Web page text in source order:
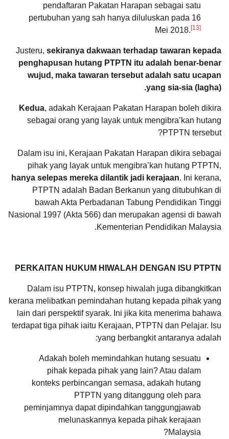
pendaftaran Pakatan Harapan sebagai satu
pertubuhan yang sah hanya diluluskan pada 16
Mei 2018.[13]
Justeru, sekiranya dakwaan terhadap tawaran kepada
penghapusan hutang PTPTN itu adalah benar-benar
wujud, maka tawaran tersebut adalah satu ucapan
yang sia-sia (lagha).
Kedua, adakah Kerajaan Pakatan Harapan boleh dikira
sebagai orang yang layak untuk mengibra’kan hutang
PTPTN tersebut?
Dalam isu ini, Kerajaan Pakatan Harapan dikira sebagai
pihak yang layak untuk mengibra’kan hutang PTPTN,
hanya selepas mereka dilantik jadi kerajaan. Ini kerana,
PTPTN adalah Badan Berkanun yang ditubuhkan di
bawah Akta Perbadanan Tabung Pendidikan Tinggi
Nasional 1997 (Akta 566) dan merupakan agensi di bawah
Kementerian Pendidikan Malaysia.
PERKAITAN HUKUM HIWALAH DENGAN ISU PTPTN
Dalam isu PTPTN, konsep hiwalah juga dibangkitkan
kerana melibatkan pemindahan hutang kepada pihak yang
lain dari perspektif syarak. Ini jika kita menerima bahawa
terdapat tiga pihak iaitu Kerajaan, PTPTN dan Pelajar. Isu
yang berbangkit antaranya adalah:
Adakah boleh memindahkan hutang sesuatu
pihak kepada pihak yang lain? Atau dalam
konteks perbincangan semasa, adakah hutang
PTPTN yang ditanggung oleh para
peminjamnya dapat dipindahkan tanggungjawab
melunaskannya kepada pihak kerajaan
Malaysia?